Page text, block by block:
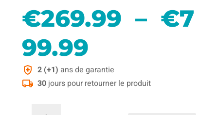
€269.99 – €7
99.99Plage
de
2 (+1) ans de garantie
30jours pour retourner le produit